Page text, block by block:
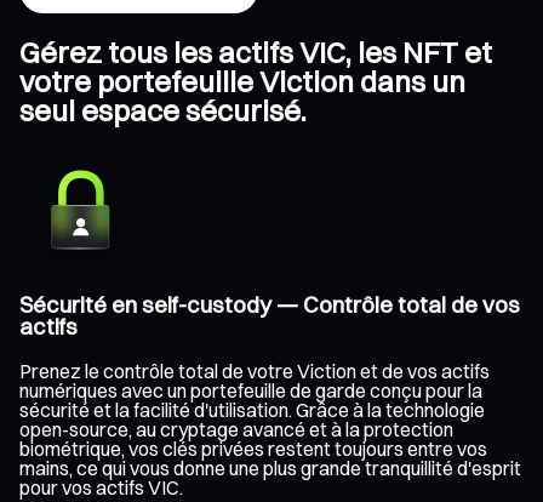
Gérez tous les actifs VIC, les NFT et
votre portefeuille Viction dans un
seul espace sécurisé.
Sécurité en self-custody — Contrôle total de vos
actifs
Prenez le contrôle total de votre Viction et de vos actifs
numériques avec un portefeuille de garde conçu pour la
sécurité et la facilité d'utilisation. Grâce à la technologie
open-source, au cryptage avancé et à la protection
biométrique, vos clés privées restent toujours entre vos
mains, ce qui vous donne une plus grande tranquillité d'esprit
pour vos actifs VIC.